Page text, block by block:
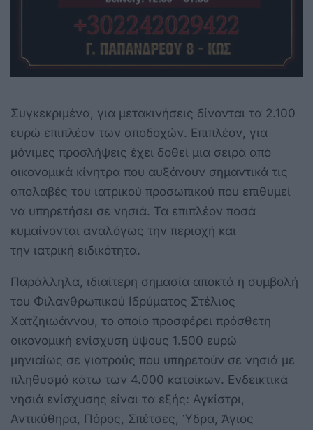
Συγκεκριμένα, για μετακινήσεις δίνονται τα 2.100
ευρώ επιπλέον των αποδοχών. Επιπλέον, για
μόνιμες προσλήψεις έχει δοθεί μια σειρά από
οικονομικά κίνητρα που αυξάνουν σημαντικά τις
απολαβές του ιατρικού προσωπικού που επιθυμεί
να υπηρετήσει σε νησιά. Τα επιπλέον ποσά
κυμαίνονται αναλόγως την περιοχή και
την ιατρική ειδικότητα.
Παράλληλα, ιδιαίτερη σημασία αποκτά η συμβολή
του Φιλανθρωπικού Ιδρύματος Στέλιος
Χατζηιωάννου, το οποίο προσφέρει πρόσθετη
οικονομική ενίσχυση ύψους 1.500 ευρώ
μηνιαίως σε γιατρούς που υπηρετούν σε νησιά με
πληθυσμό κάτω των 4.000 κατοίκων. Ενδεικτικά
νησιά ενίσχυσης είναι τα εξής: Αγκίστρι,
Αντικύθηρα, Πόρος, Σπέτσες, Ύδρα, Άγιος